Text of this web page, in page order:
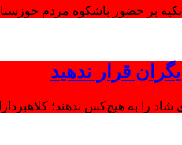
بر حضور باشکوه مردم
قرار ندهید
را به هیچ‌کس ندهند؛